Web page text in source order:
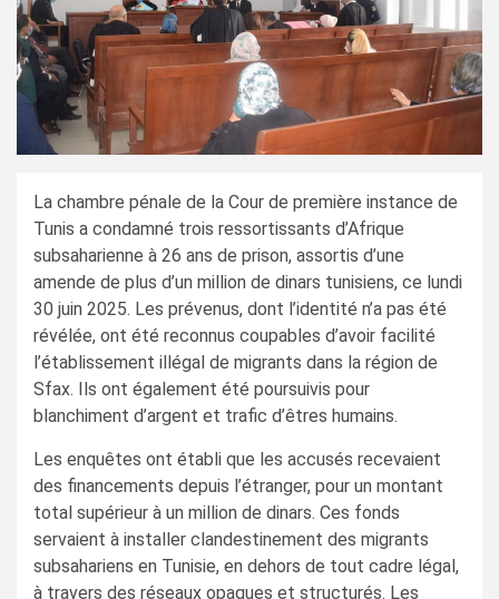
La chambre pénale de la Cour de première instance de
Tunis a condamné trois ressortissants d’Afrique
subsaharienne à 26 ans de prison, assortis d’une
amende de plus d’un million de dinars tunisiens, ce lundi
30 juin 2025. Les prévenus, dont l’identité n’a pas été
révélée, ont été reconnus coupables d’avoir facilité
l’établissement illégal de migrants dans la région de
Sfax. Ils ont également été poursuivis pour
blanchiment d’argent et trafic d’êtres humains.
Les enquêtes ont établi que les accusés recevaient
des financements depuis l’étranger, pour un montant
total supérieur à un million de dinars. Ces fonds
servaient à installer clandestinement des migrants
subsahariens en Tunisie, en dehors de tout cadre légal,
à travers des réseaux opaques et structurés. Les